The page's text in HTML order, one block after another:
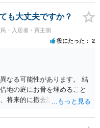
も大丈夫ですか？
・入居者・買主側
役にたった 2
なる可能性があります。 結
地の庭にお骨を埋めること
将来的に撤去請求や退去時
は墓地埋葬法違反や不法投